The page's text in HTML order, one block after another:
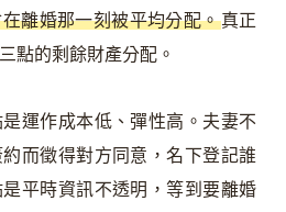
離婚那一刻被平均分配。真正
點的剩餘財產分配。
運作成本低、彈性高。夫妻不
而徵得對方同意，名下登記誰
平時資訊不透明，等到要離婚